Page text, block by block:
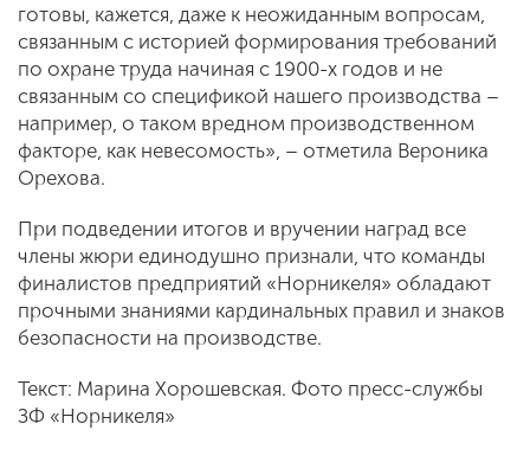
готовы, кажется, даже к неожиданным вопросам,
связанным с историей формирования требований
по охране труда начиная с 1900-х годов и не
связанным со спецификой нашего производства –
например, о таком вредном производственном
факторе, как невесомость», – отметила Вероника
Орехова.
При подведении итогов и вручении наград все
члены жюри единодушно признали, что команды
финалистов предприятий «Норникеля» обладают
прочными знаниями кардинальных правил и знаков
безопасности на производстве.
Текст: Марина Хорошевская. Фото пресс-службы
ЗФ «Норникеля»